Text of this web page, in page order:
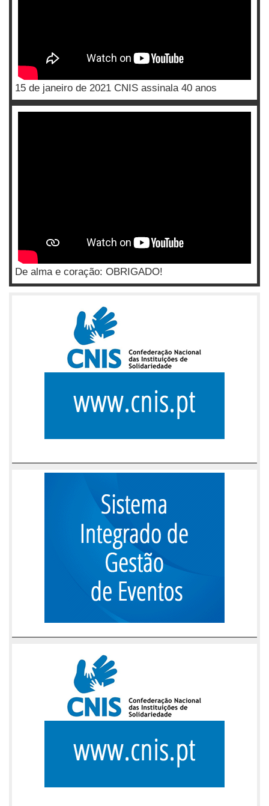
15 de janeiro de 2021 CNIS assinala 40 anos
De alma e coração: OBRIGADO!